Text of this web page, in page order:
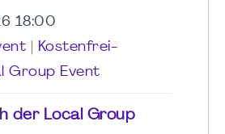
18:00
Kostenfrei-
Group Event
der Local Group